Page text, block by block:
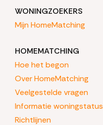
WONINGZOEKERS
Mijn HomeMatching
HOMEMATCHING
Hoe het begon
Over HomeMatching
Veelgestelde vragen
Informatie woningstatus
Richtlijnen